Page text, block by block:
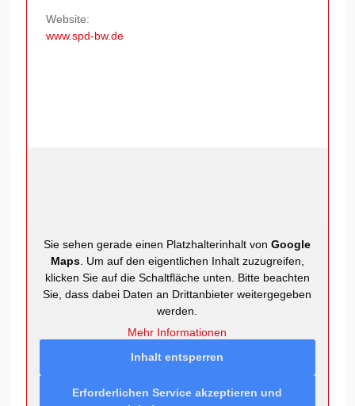
Website:
www.spd-bw.de
Sie sehen gerade einen Platzhalterinhalt vonGoogle
Maps. Um auf den eigentlichen Inhalt zuzugreifen,
klicken Sie auf die Schaltfläche unten. Bitte beachten
Sie, dass dabei Daten an Drittanbieter weitergegeben
werden.
Mehr Informationen
Inhalt entsperren
Erforderlichen Service akzeptieren und